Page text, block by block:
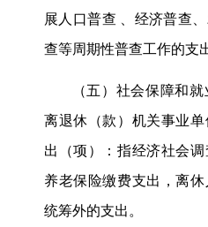
展人口普查 、经济普查
查等周期性普查工作的支
（五）社会保障和
离退休（款）机关事业
出（项）：指经济社会
养老保险缴费支出，离
统筹外的支出。